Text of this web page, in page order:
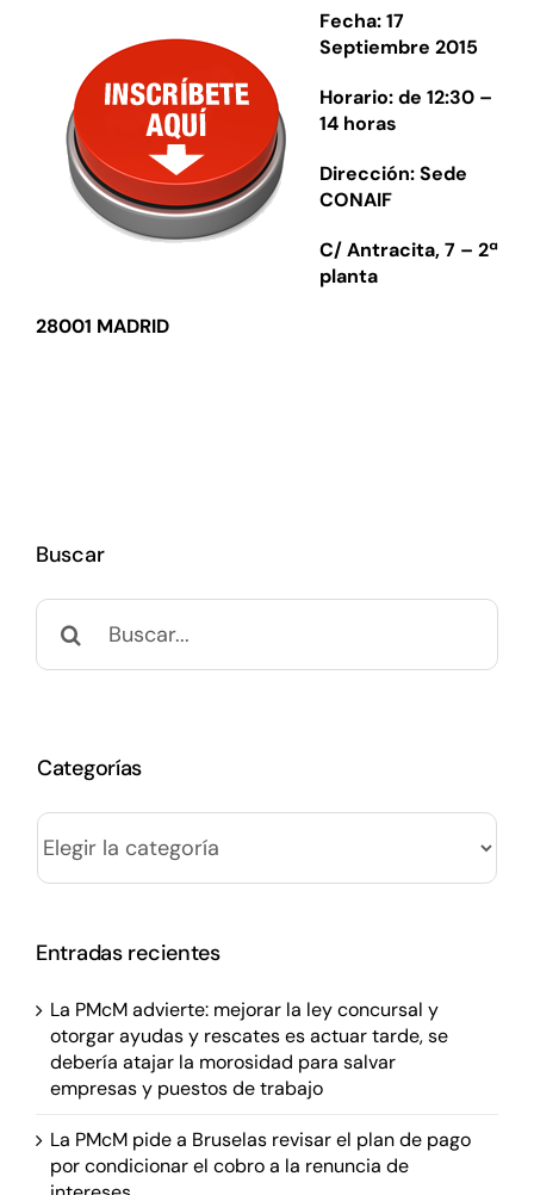
Fecha: 17
Septiembre 2015
Horario: de 12:30 –
14 horas
Dirección: Sede
CONAIF
C/ Antracita, 7 – 2ª
planta
28001 MADRID
Buscar
Buscar:
Categorías
Categorías
Entradas recientes
La PMcM advierte: mejorar la ley concursal y
otorgar ayudas y rescates es actuar tarde, se
debería atajar la morosidad para salvar
empresas y puestos de trabajo
La PMcM pide a Bruselas revisar el plan de pago
por condicionar el cobro a la renuncia de